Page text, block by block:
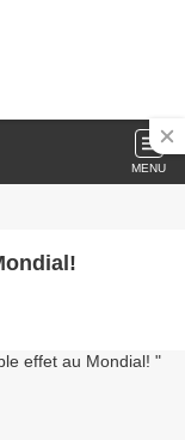
MENU